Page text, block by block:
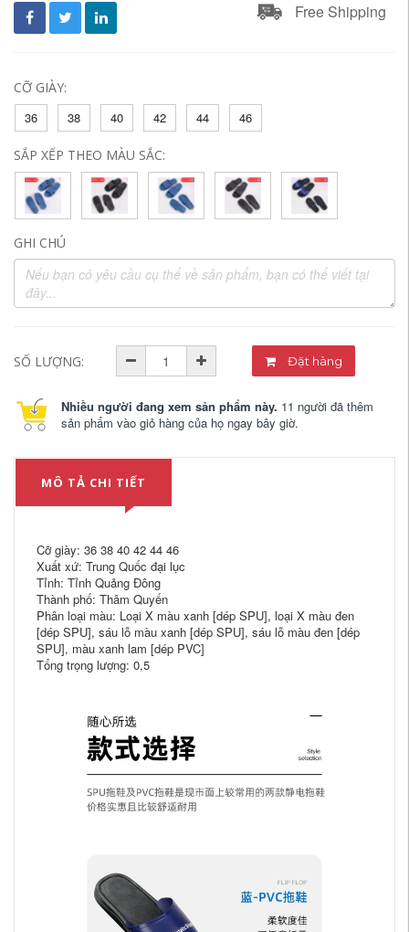
Free Shipping
CỠ GIÀY:
36
38 40 42 44 46
SẮP XẾP THEO MÀU SẮC:
GHI CHÚ
SỐ LƯỢNG: Đặt hàng
Nhiều người đang xem sản phẩm này. 11 người đã thêm
sản phẩm vào giỏ hàng của họ ngay bây giờ.
MÔ TẢ CHI TIẾT
Cỡ giày: 36 38 40 42 44 46
Xuất xứ: Trung Quốc đại lục
Tỉnh: Tỉnh Quảng Đông
Thành phố: Thâm Quyến
Phân loại màu: Loại X màu xanh [dép SPU], loại X màu đen
[dép SPU], sáu lỗ màu xanh [dép SPU], sáu lỗ màu đen [dép
SPU], màu xanh lam [dép PVC]
Tổng trọng lượng: 0,5